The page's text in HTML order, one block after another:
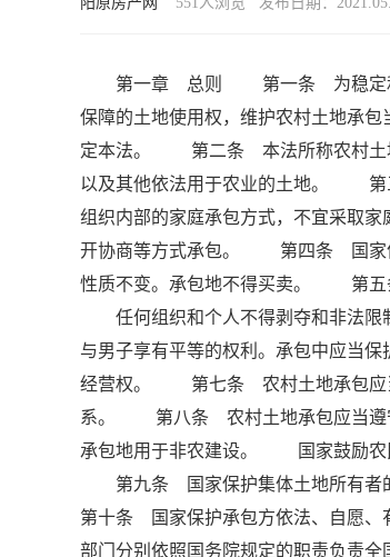
第一章 总则 第一条 为稳定和完
保障的土地使用权，维护农村土地承
定本法。 第二条 本法所称农村土地
以及其他依法用于农业的土地。 第
组织内部的家庭承包方式，不宜采取
开协商等方式承包。 第四条 国家
性质不变。承包地不得买卖。 第五
任何组织和个人不得剥夺和非法限
与男子享有平等的权利。承包中应当
经营权。 第七条 农村土地承包应当
系。 第八条 农村土地承包应当遵守
承包地用于非农建设。 国家鼓励农民
第九条 国家保护集体土地所有者
第十条 国家保护承包方依法、自愿
部门分别依照国务院规定的职责负责